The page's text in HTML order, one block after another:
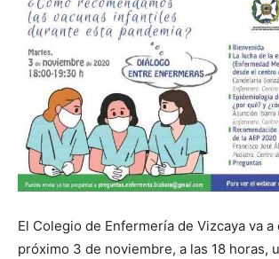
El Colegio de Enfermería de Vizcaya va
próximo 3 de noviembre, a las 18 horas,